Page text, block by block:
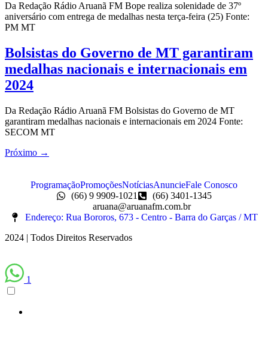
Da Redação Rádio Aruanã FM Bope realiza solenidade de 37º
aniversário com entrega de medalhas nesta terça-feira (25) Fonte:
PM MT
Bolsistas do Governo de MT garantiram
medalhas nacionais e internacionais em
2024
Da Redação Rádio Aruanã FM Bolsistas do Governo de MT
garantiram medalhas nacionais e internacionais em 2024 Fonte:
SECOM MT
Próximo →
ProgramaçãoPromoçõesNotíciasAnuncieFale Conosco
(66) 9 9909-1021
(66) 3401-1345
aruana@aruanafm.com.br
Endereço: Rua Bororos, 673 - Centro - Barra do Garças / MT
2024 | Todos Direitos Reservados
1